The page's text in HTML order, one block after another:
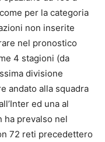
per la categoria
non inserite
nel pronostico
4 stagioni (da
divisione
andato alla squadra
ed una al
ha prevalso nel
72 reti precedettero